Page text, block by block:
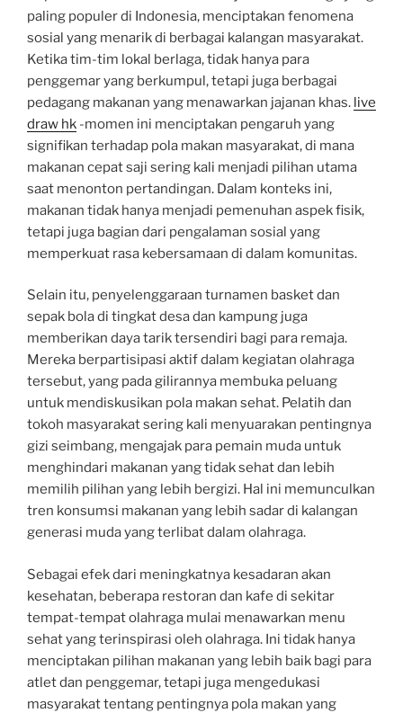
paling populer di Indonesia, menciptakan fenomena
sosial yang menarik di berbagai kalangan masyarakat.
Ketika tim-tim lokal berlaga, tidak hanya para
penggemar yang berkumpul, tetapi juga berbagai
pedagang makanan yang menawarkan jajanan khas. live
draw hk -momen ini menciptakan pengaruh yang
signifikan terhadap pola makan masyarakat, di mana
makanan cepat saji sering kali menjadi pilihan utama
saat menonton pertandingan. Dalam konteks ini,
makanan tidak hanya menjadi pemenuhan aspek fisik,
tetapi juga bagian dari pengalaman sosial yang
memperkuat rasa kebersamaan di dalam komunitas.
Selain itu, penyelenggaraan turnamen basket dan
sepak bola di tingkat desa dan kampung juga
memberikan daya tarik tersendiri bagi para remaja.
Mereka berpartisipasi aktif dalam kegiatan olahraga
tersebut, yang pada gilirannya membuka peluang
untuk mendiskusikan pola makan sehat. Pelatih dan
tokoh masyarakat sering kali menyuarakan pentingnya
gizi seimbang, mengajak para pemain muda untuk
menghindari makanan yang tidak sehat dan lebih
memilih pilihan yang lebih bergizi. Hal ini memunculkan
tren konsumsi makanan yang lebih sadar di kalangan
generasi muda yang terlibat dalam olahraga.
Sebagai efek dari meningkatnya kesadaran akan
kesehatan, beberapa restoran dan kafe di sekitar
tempat-tempat olahraga mulai menawarkan menu
sehat yang terinspirasi oleh olahraga. Ini tidak hanya
menciptakan pilihan makanan yang lebih baik bagi para
atlet dan penggemar, tetapi juga mengedukasi
masyarakat tentang pentingnya pola makan yang